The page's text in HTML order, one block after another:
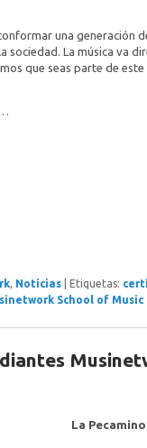
una generación
sociedad. La música va
que seas parte de
, Noticias Etiquetas:
School of Music
La